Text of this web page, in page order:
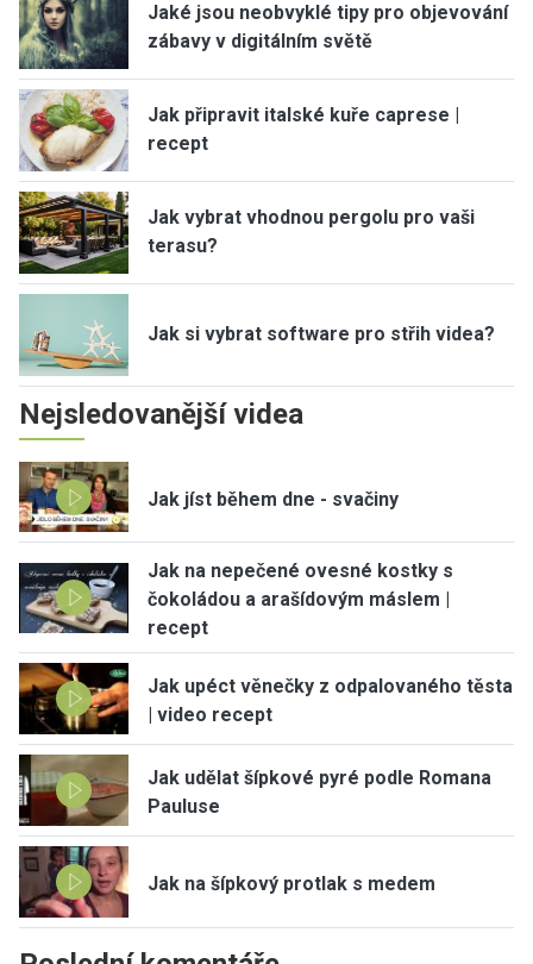
Jaké jsou neobvyklé tipy pro objevování
zábavy v digitálním světě
Jak připravit italské kuře caprese |
recept
Jak vybrat vhodnou pergolu pro vaši
terasu?
Jak si vybrat software pro střih videa?
Nejsledovanější videa
Jak jíst během dne - svačiny
Jak na nepečené ovesné kostky s
čokoládou a arašídovým máslem |
recept
Jak upéct věnečky z odpalovaného těsta
| video recept
Jak udělat šípkové pyré podle Romana
Pauluse
Jak na šípkový protlak s medem